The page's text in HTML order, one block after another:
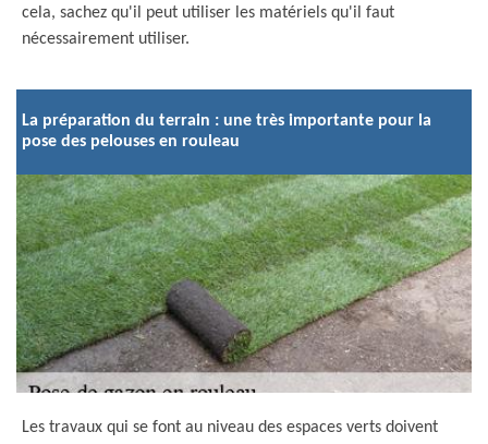
cela, sachez qu'il peut utiliser les matériels qu'il faut
nécessairement utiliser.
La préparation du terrain : une très importante pour la
pose des pelouses en rouleau
Les travaux qui se font au niveau des espaces verts doivent